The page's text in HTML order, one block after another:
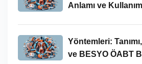
Anlamı ve
Yöntemleri:
ve BESYO ÖABT